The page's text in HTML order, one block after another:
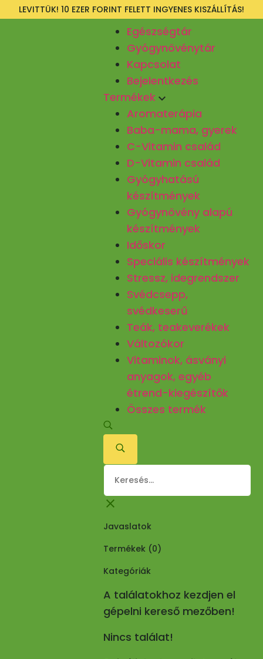
LEVITTÜK! 10 EZER FORINT FELETT INGYENES KISZÁLLÍTÁS!
Egészségtár
Gyógynövénytár
Kapcsolat
Bejelentkezés
Termékek
Aromaterápia
Baba-mama, gyerek
C-Vitamin család
D-Vitamin család
Gyógyhatású
készítmények
Gyógynövény alapú
készítmények
Időskor
Speciális készítmények
Stressz, idegrendszer
Svédcsepp,
svédkeserű
Teák, teakeverékek
Változókor
Vitaminok, ásványi
anyagok, egyéb
étrend-kiegészítők
Összes termék
Javaslatok
Termékek (0)
Kategóriák
A találatokhoz kezdjen el
gépelni kereső mezőben!
Nincs találat!